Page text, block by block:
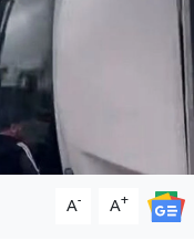
A- A+